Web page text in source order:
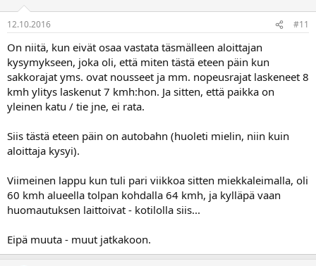
12.10.2016 #11
On niitä, kun eivät osaa vastata täsmälleen aloittajan
kysymykseen, joka oli, että miten tästä eteen päin kun
sakkorajat yms. ovat nousseet ja mm. nopeusrajat laskeneet 8
kmh ylitys laskenut 7 kmh:hon. Ja sitten, että paikka on
yleinen katu / tie jne, ei rata.
Siis tästä eteen päin on autobahn (huoleti mielin, niin kuin
aloittaja kysyi).
Viimeinen lappu kun tuli pari viikkoa sitten miekkaleimalla, oli
60 kmh alueella tolpan kohdalla 64 kmh, ja kylläpä vaan
huomautuksen laittoivat - kotilolla siis...
Eipä muuta - muut jatkakoon.